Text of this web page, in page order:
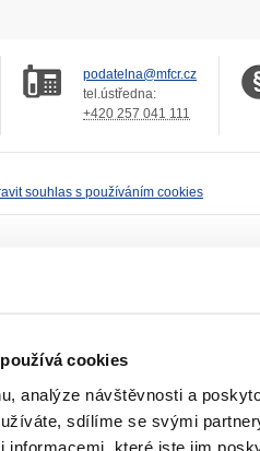
cookies
analýze návštěvnosti a
sdílíme se svými
informacemi, které jste jim
podatelna@mfcr.cz
tel.ústředna:
+420 257 041 111
souhlas s používáním cookies